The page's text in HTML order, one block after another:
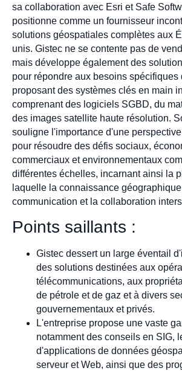
sa collaboration avec Esri et Safe
positionne comme un fournisseur
solutions géospatiales complètes aux
unis. Gistec ne se contente pas de
mais développe également des
pour répondre aux besoins spécifiques
proposant des systèmes clés en main
comprenant des logiciels SGBD, du
des images satellite haute résolution.
souligne l'importance d'une
pour résoudre des défis sociaux,
commerciaux et environnementaux
différentes échelles, incarnant ainsi la
laquelle la connaissance
communication et la collaboration
Points saillants :
Gistec dessert un large éventail
des solutions destinées aux
télécommunications, aux
de pétrole et de gaz et à divers
gouvernementaux et privés.
L'entreprise propose une vaste
notamment des conseils en SIG,
d'applications de données
serveur et Web, ainsi que des